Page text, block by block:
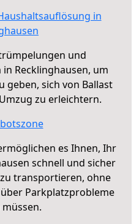
in
und
Recklinghausen, um
geben, sich von Ballast
zu erleichtern.
es Ihnen, Ihr
schnell und sicher
transportieren, ohne
Parkplatzprobleme